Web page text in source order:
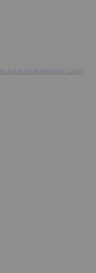
aulas en Burgos por Covid-